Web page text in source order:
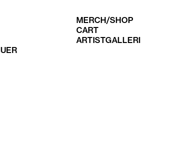
MERCH/SHOP
CART
ARTISTGALLERI